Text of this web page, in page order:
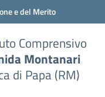
e del Merito
Comprensivo
Montanari
di Papa (RM)